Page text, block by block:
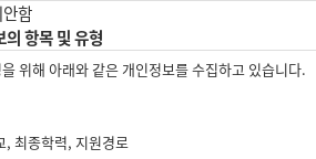
사업장명, 사업장 대표자, 업태, 종목, 사업장 전화,
)
함
항목 및 유형
위해 아래와 같은 개인정보를 수집하고 있습니다.
, 최종학력, 지원경로